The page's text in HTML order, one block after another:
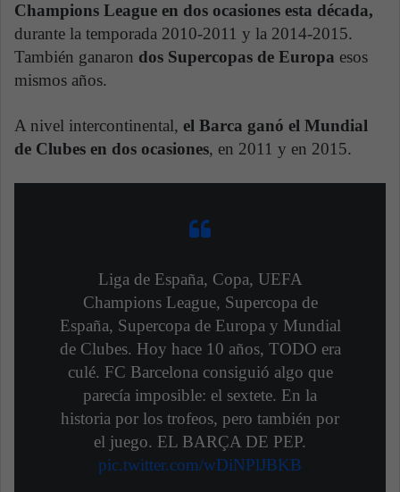
Champions League en dos ocasiones esta década,
durante la temporada 2010-2011 y la 2014-2015.
También ganaron dos Supercopas de Europa esos
mismos años.
A nivel intercontinental, el Barca ganó el Mundial
de Clubes en dos ocasiones, en 2011 y en 2015.
Liga de España, Copa, UEFA
Champions League, Supercopa de
España, Supercopa de Europa y Mundial
de Clubes. Hoy hace 10 años, TODO era
culé. FC Barcelona consiguió algo que
parecía imposible: el sextete. En la
historia por los trofeos, pero también por
el juego. EL BARÇA DE PEP.
pic.twitter.com/wDiNPlJBKB